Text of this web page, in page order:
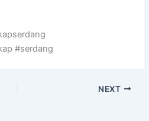
#serdang
NEXT